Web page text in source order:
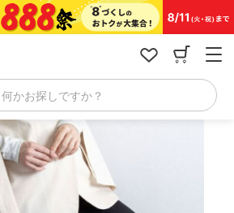
何かお探しですか？